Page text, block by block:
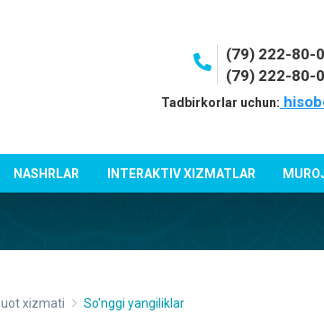
(79) 222-80-
(79) 222-80-
Tadbirkorlar uchun:
NASHRLAR INTERAKTIV XIZMATLAR
xizmati So'nggi yangiliklar